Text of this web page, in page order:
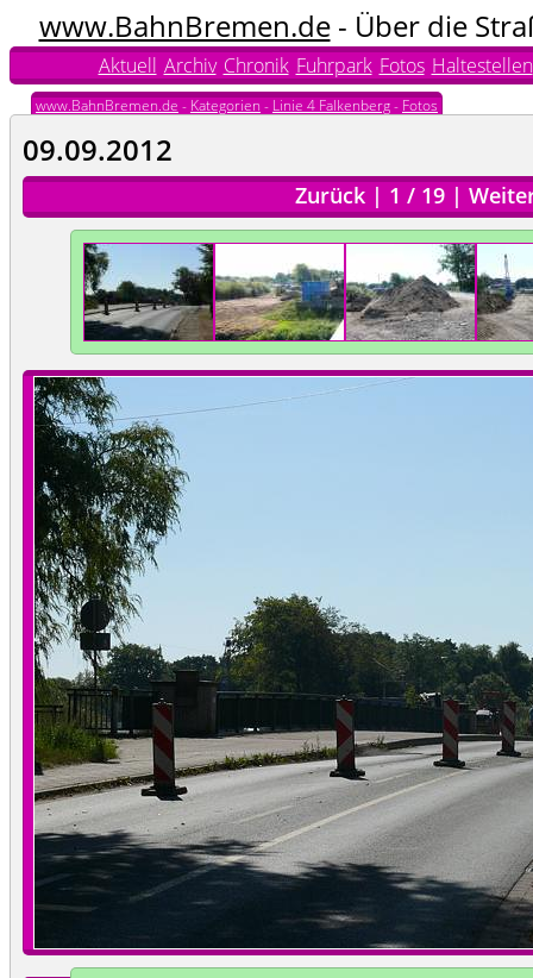
www.BahnBremen.de- Über die
Aktuell Archiv Chronik Fuhrpark Fotos Haltestellen
www.BahnBremen.de - Kategorien - Linie 4 Falkenberg- Fotos
09.09.2012
Zurück | 1 / 19 |